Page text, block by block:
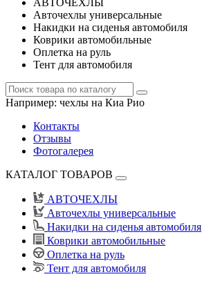
АВТОЧЕХЛЫ
Авточехлы универсальные
Накидки на сиденья автомобиля
Коврики автомобильные
Оплетка на руль
Тент для автомобиля
Например: чехлы на Киа Рио
Контакты
Отзывы
Фотогалерея
КАТАЛОГ ТОВАРОВ
АВТОЧЕХЛЫ
Авточехлы универсальные
Накидки на сиденья автомобиля
Коврики автомобильные
Оплетка на руль
Тент для автомобиля